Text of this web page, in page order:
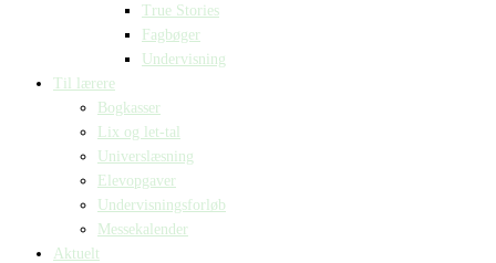
True Stories
Fagbøger
Undervisning
Til lærere
Bogkasser
Lix og let-tal
Universlæsning
Elevopgaver
Undervisningsforløb
Messekalender
Aktuelt